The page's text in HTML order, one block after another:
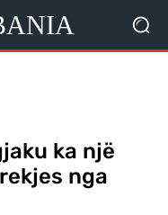
ka një
nga